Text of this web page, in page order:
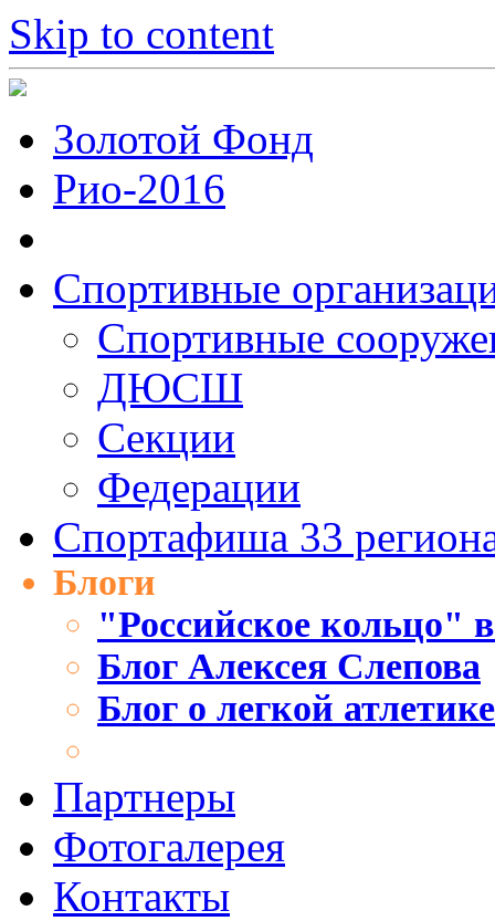
Skip to content
Золотой Фонд
Рио-2016
Спортивные
Cпортивные
ДЮСШ
Секции
Федерации
Спортафиша 33
Блоги
"Российское кольцо"
Блог Алексея Слепова
Блог о легкой
Партнеры
Фотогалерея
Контакты